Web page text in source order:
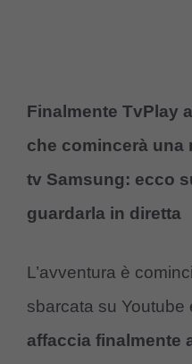
Finalmente TvPlay
che comincerà una
tv Samsung: ecco
guardarla in diretta
L’avventura è
sbarcata su Youtube
affaccia finalmente